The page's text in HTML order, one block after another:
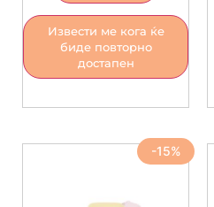
Извести ме кога ќе
биде повторно
достапен
-15%